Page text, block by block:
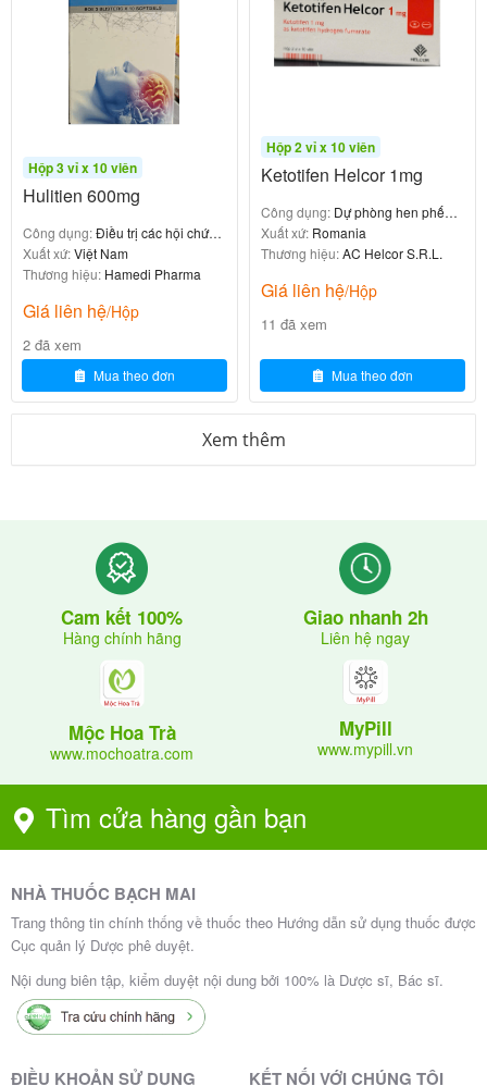
hắt n
g
ờ
i l
n
5
g/
ng
10mg/n
Theo dõi đáp ứn
Suy t
ạn
g
ư
i l
ớ
n
1,
m
ày
Tăng d
ần đến
Tăng liều mỗi 1-
4 tuần, phối hợp
với thuốc khác
i l
ớ
n
Lưu Ý Khi Sử Dụng
Không ngừng thuốc đột ngột
: Ngừng Bisotexa
đột ngột có thể gây đau ngực nặng hoặc nhồi máu
dần trong 1–2 tuần theo chỉ định bác sĩ.
Theo dõi thường xuyên: Kiểm tra nhịp tim, huyết
điều trị.
Quên liều: Uống ngay khi nhớ ra, nhưng nếu gần
với liều tiếp theo, bỏ qua liều quên và tiếp tục lịch
dùng bình thường. Không dùng liều gấp đôi.
5. Chống Chỉ Định
Hộp 3 vỉ x 10 viên
Hulitien 600mg
Công dụng:Điều trị các hội chứng
thoái hóa não
Xuất xứ:Việt Nam
Thương hiệu: Hamedi Pharma
Giá liên hệ/Hộp
2 đã xem
Mua theo đơn
Hộp 2 vỉ x 10 viên
Ketotifen Helcor 1mg
Công dụng: Dự phòng hen phế
quản
Xuất xứ: Romania
Thương hiệu:AC Helcor S.R.L.
Giá liên hệ/Hộp
11 đã xem
Mua theo đơn
Xem thêm
Cam kết 100%
Hàng chính hãng
Giao nhanh 2h
Liên hệ ngay
Mộc Hoa Trà
www.mochoatra.com
MyPill
www.mypill.vn
Tìm cửa hàng gần bạn
NHÀ THUỐC BẠCH MAI
Trang thông tin chính thống về thuốc theo Hướng dẫn sử dụng thuốc được
Cục quản lý Dược phê duyệt.
Nội dung biên tập, kiểm duyệt nội dung bởi 100% là Dược sĩ, Bác sĩ.
ĐIỀU KHOẢN SỬ DỤNG KẾT NỐI VỚI CHÚNG TÔI